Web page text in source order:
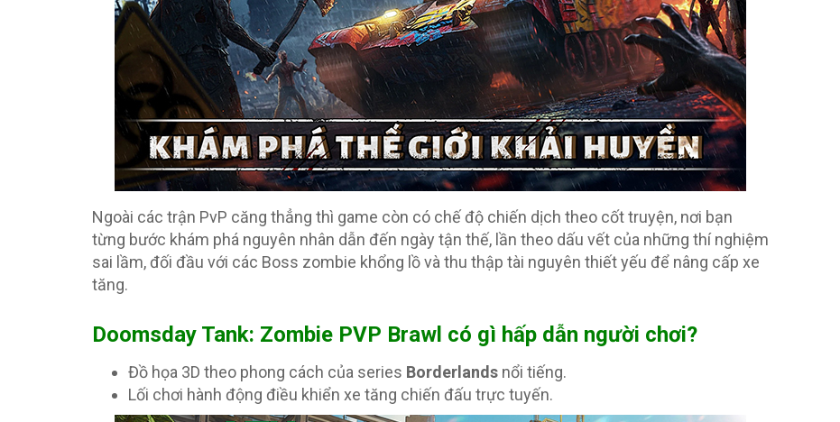
Ngoài các trận PvP căng thẳng thì game còn có chế độ chiến dịch theo cốt truyện, nơi bạn
từng bước khám phá nguyên nhân dẫn đến ngày tận thế, lần theo dấu vết của những thí nghiệm
sai lầm, đối đầu với các Boss zombie khổng lồ và thu thập tài nguyên thiết yếu để nâng cấp xe
tăng.
Doomsday Tank: Zombie PVP Brawl có gì hấp dẫn người chơi?
Đồ họa 3D theo phong cách của series Borderlands nổi tiếng.
Lối chơi hành động điều khiển xe tăng chiến đấu trực tuyến.